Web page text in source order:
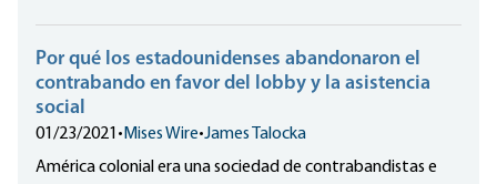
Por qué los estadounidenses abandonaron el
contrabando en favor del lobby y la asistencia
social
01/23/2021•Mises Wire•James Talocka
América colonial era una sociedad de contrabandistas e